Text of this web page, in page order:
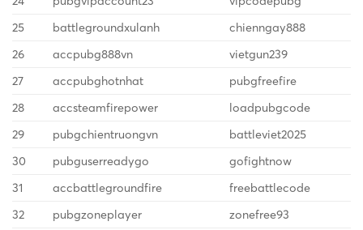
25
battlegroundxulanh
chienngay888
26
accpubg888vn
vietgun239
27
accpubghotnhat
pubgfreefire
28
accsteamfirepower
loadpubgcode
29
pubgchientruongvn
battleviet2025
30
pubguserreadygo
gofightnow
31
accbattlegroundfire
freebattlecode
32
pubgzoneplayer
zonefree93